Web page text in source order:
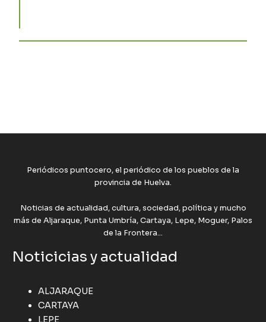
Periódicos puntocero, el periódico de los pueblos de la
provincia de Huelva.
Noticias de actualidad, cultura, sociedad, política y mucho
más de Aljaraque, Punta Umbría, Cartaya, Lepe, Moguer, Palos
de la Frontera...
Noticicias y actualidad
ALJARAQUE
CARTAYA
LEPE